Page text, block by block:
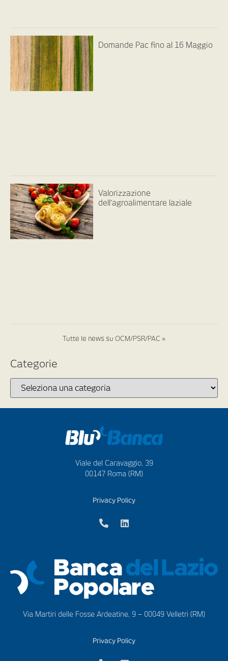
Domande Pac fino al 16 Maggio
Valorizzazione
dell’agroalimentare laziale
Tutte le news su OCM/PSR/PAC »
Categorie
Viale del Caravaggio, 39
00147 Roma (RM)
Privacy Policy
Via Martiri delle Fosse Ardeatine, 9 – 00049 Velletri (RM)
Privacy Policy